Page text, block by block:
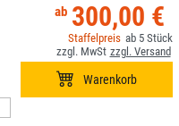
300,00 €
5